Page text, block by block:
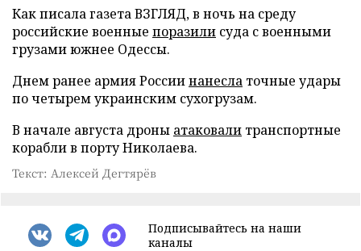
Как писала газета ВЗГЛЯД, в ночь на среду
российские военные поразили суда с военными
грузами южнее Одессы.
Днем ранее армия Россиинанесла точные удары
по четырем украинским сухогрузам.
В начале августа дроны атаковали транспортные
корабли в порту Николаева.
Текст: Алексей Дегтярёв
Подписывайтесь на наши
каналы